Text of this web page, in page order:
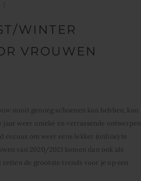
WINTER
VROUWEN
nooit genoeg schoenen kan hebben, kan
weer unieke en verrassende ontwerpen
excuus om weer eens lekker (online) te
van 2020/2021 komen dan ook als
de grootste trends voor je op een